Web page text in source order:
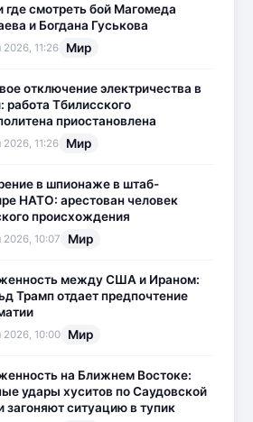
где смотреть бой Магомеда
и Богдана Гуськова
11:26 Мир
отключение электричества в
работа Тбилисского
приостановлена
11:26 Мир
в шпионаже в штаб-
НАТО: арестован человек
происхождения
10:07 Мир
между США и Ираном:
Трамп отдает предпочтение
2026, 10:00 Мир
на Ближнем Востоке:
удары хуситов по Саудовской
загоняют ситуацию в тупик